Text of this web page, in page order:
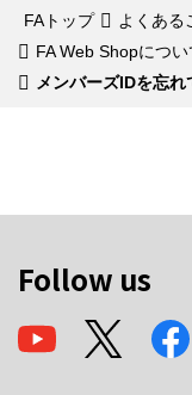
FAトップ よくある
FA Web Shopについ
メンバーズIDを忘
Follow us